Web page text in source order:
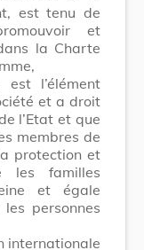
est tenu de
et
la Charte
l’élément
et a droit
l’Etat et que
membres de
protection et
les familles
et égale
personnes
internationale